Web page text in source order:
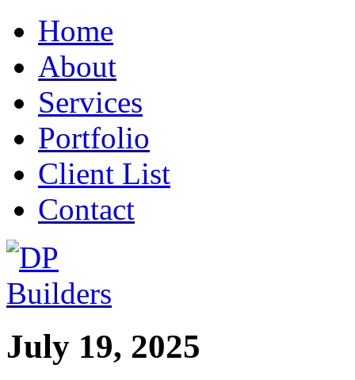
Home
About
Services
Portfolio
Client List
Contact
July 19, 2025